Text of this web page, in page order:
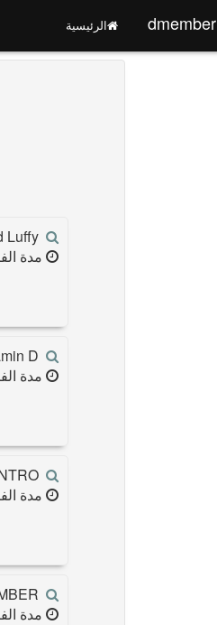
dmember الرئيسية
Luffy
مدة
D
مدة
مدة
مدة